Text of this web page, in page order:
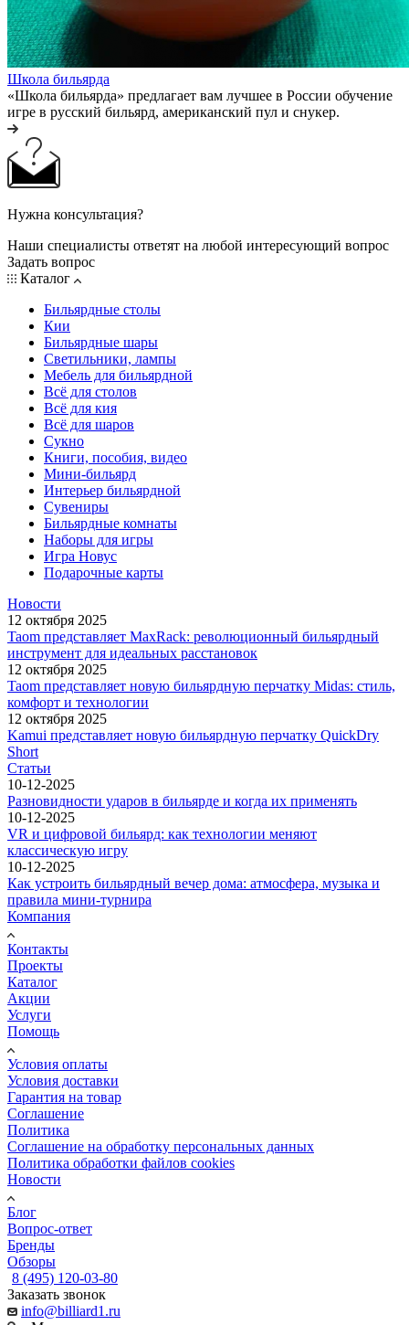
Школа бильярда
«Школа бильярда» предлагает вам лучшее в России обучение
игре в русский бильярд, американский пул и снукер.
Нужна консультация?
Наши специалисты ответят на любой интересующий вопрос
Задать вопрос
Каталог
Бильярдные столы
Кии
Бильярдные шары
Светильники, лампы
Мебель для бильярдной
Всё для столов
Всё для кия
Всё для шаров
Сукно
Книги, пособия, видео
Мини-бильярд
Интерьер бильярдной
Сувениры
Бильярдные комнаты
Наборы для игры
Игра Новус
Подарочные карты
Новости
12 октября 2025
Taom представляет MaxRack: революционный бильярдный
инструмент для идеальных расстановок
12 октября 2025
Taom представляет новую бильярдную перчатку Midas: стиль,
комфорт и технологии
12 октября 2025
Kamui представляет новую бильярдную перчатку QuickDry
Short
Статьи
10-12-2025
Разновидности ударов в бильярде и когда их применять
10-12-2025
VR и цифровой бильярд: как технологии меняют
классическую игру
10-12-2025
Как устроить бильярдный вечер дома: атмосфера, музыка и
правила мини-турнира
Компания
Контакты
Проекты
Каталог
Акции
Услуги
Помощь
Условия оплаты
Условия доставки
Гарантия на товар
Соглашение
Политика
Соглашение на обработку персональных данных
Политика обработки файлов cookies
Новости
Блог
Вопрос-ответ
Бренды
Обзоры
8 (495) 120-03-80
Заказать звонок
info@billiard1.ru